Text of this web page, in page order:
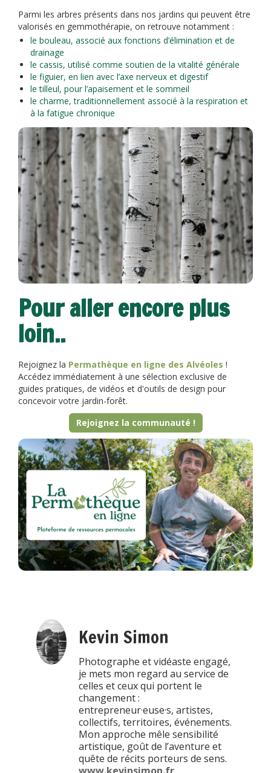
Parmi les arbres présents dans nos jardins qui peuvent être
valorisés en gemmothérapie, on retrouve notamment :
le bouleau, associé aux fonctions d’élimination et de
drainage
le cassis, utilisé comme soutien de la vitalité générale
le figuier, en lien avec l’axe nerveux et digestif
le tilleul, pour l’apaisement et le sommeil
le charme, traditionnellement associé à la respiration et
à la fatigue chronique
Pour aller encore plus
loin..
Rejoignez la Permathèque en ligne des Alvéoles !
Accédez immédiatement à une sélection exclusive de
guides pratiques, de vidéos et d'outils de design pour
concevoir votre jardin-forêt.
Rejoignez la communauté !
Kevin Simon
Photographe et vidéaste engagé,
je mets mon regard au service de
celles et ceux qui portent le
changement :
entrepreneur·euse·s, artistes,
collectifs, territoires, événements.
Mon approche mêle sensibilité
artistique, goût de l’aventure et
quête de récits porteurs de sens.